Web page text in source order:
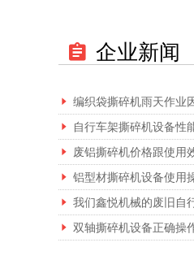
企业新闻
编织袋撕碎机雨天作业
自行车架撕碎机设备性
废铝撕碎机价格跟使用
铝型材撕碎机设备使用
我们鑫悦机械的废旧自
双轴撕碎机设备正确操